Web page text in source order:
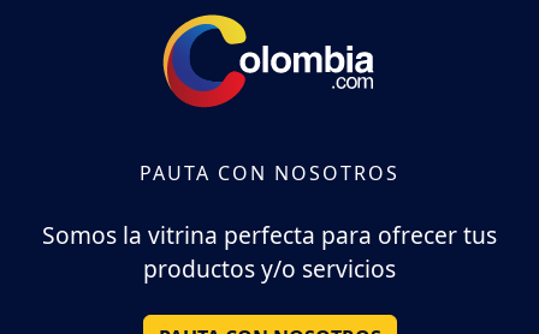
PAUTA CON NOSOTROS
Somos la vitrina perfecta para ofrecer tus
productos y/o servicios